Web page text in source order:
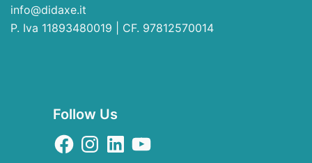
info@didaxe.it
P. Iva 11893480019 | CF. 97812570014
Follow Us